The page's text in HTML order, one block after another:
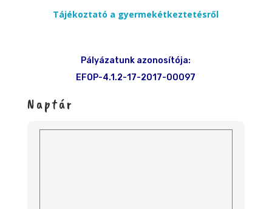
Tájékoztató a gyermekétkeztetésről
Pályázatunk azonosítója:
EFOP-4.1.2-17-2017-00097
Naptár